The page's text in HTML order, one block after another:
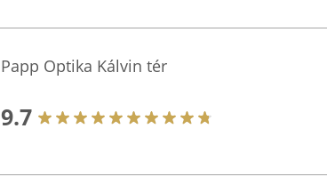
Papp Optika Kálvin tér
9.7